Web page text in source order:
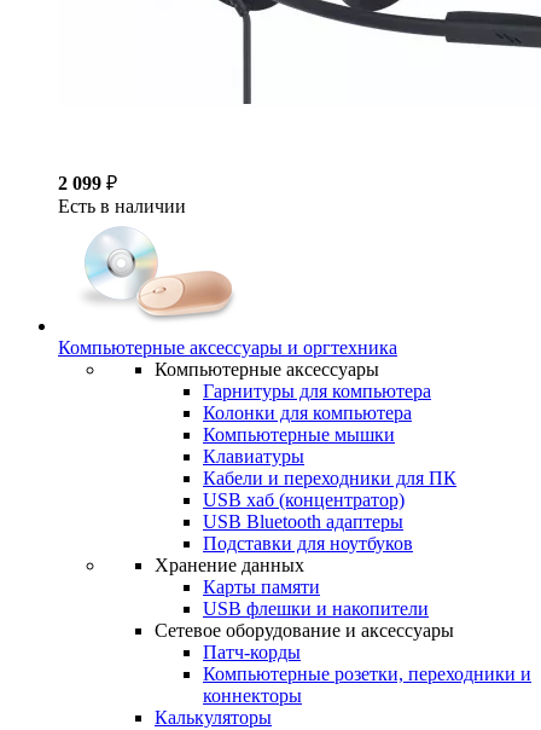
2 099 ₽
Есть в наличии
Компьютерные аксессуары и оргтехника
Компьютерные аксессуары
Гарнитуры для компьютера
Колонки для компьютера
Компьютерные мышки
Клавиатуры
Кабели и переходники для ПК
USB хаб (концентратор)
USB Bluetooth адаптеры
Подставки для ноутбуков
Хранение данных
Карты памяти
USB флешки и накопители
Сетевое оборудование и аксессуары
Патч-корды
Компьютерные розетки, переходники и
коннекторы
Калькуляторы